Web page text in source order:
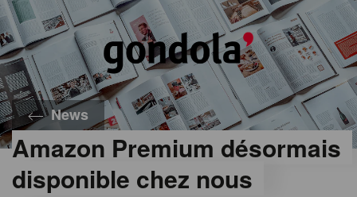
News
Amazon Premium désormais
disponible chez nous